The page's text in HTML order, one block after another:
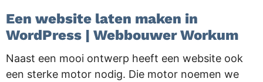
Een website laten maken in
WordPress | Webbouwer Workum
Naast een mooi ontwerp heeft een website ook
een sterke motor nodig. Die motor noemen we